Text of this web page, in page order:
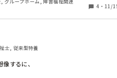
4 ・ 11/
士, 従来型特養
するに、